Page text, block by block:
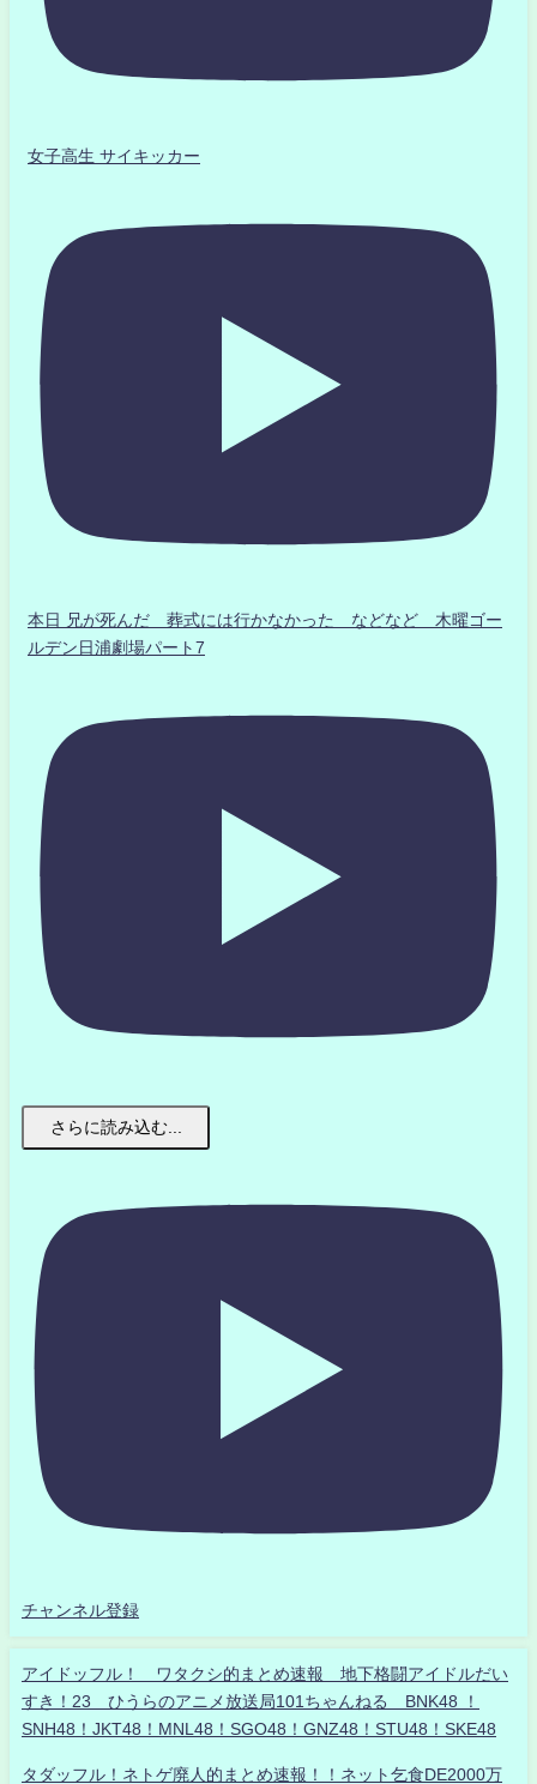
女子高生 サイキッカー
本日 兄が死んだ 葬式には行かなかった などなど 木曜ゴー
ルデン日浦劇場パート7
さらに読み込む...
チャンネル登録
アイドッフル！ ワタクシ的まとめ速報 地下格闘アイドルだい
すき！23 ひうらのアニメ放送局101ちゃんねる BNK48 ！
SNH48！JKT48！MNL48！SGO48！GNZ48！STU48！SKE48
タダッフル！ネトゲ廃人的まとめ速報！！ネット乞食DE2000万